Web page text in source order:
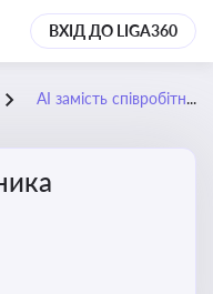
ВХІД ДО LIGA360
АІ замість співробітника